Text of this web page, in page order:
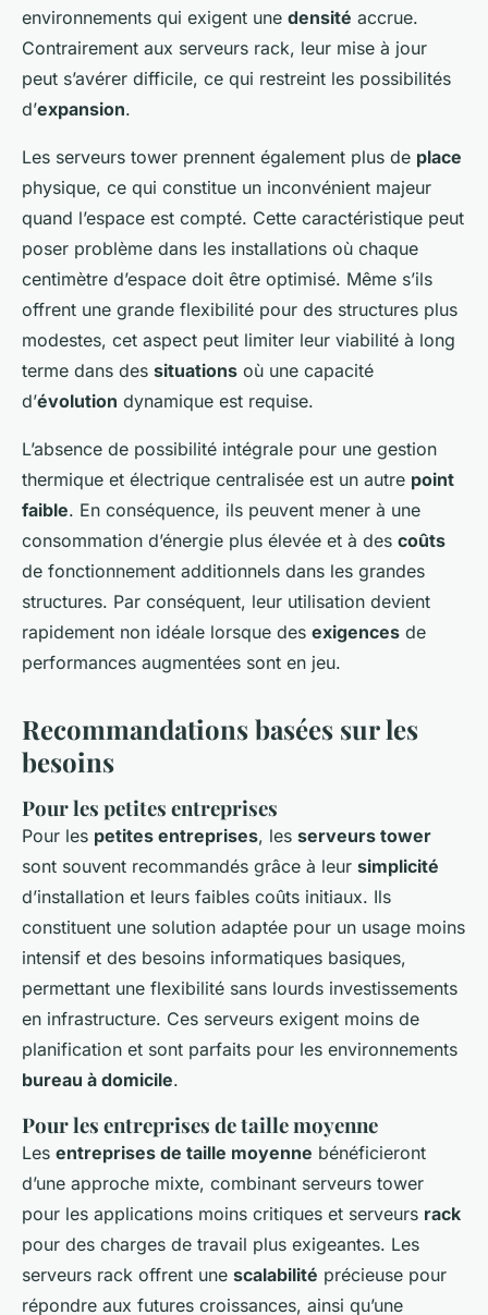
environnements qui exigent une densité accrue.
Contrairement aux serveurs rack, leur mise à jour
peut s’avérer difficile, ce qui restreint les possibilités
d’expansion.
Les serveurs tower prennent également plus de place
physique, ce qui constitue un inconvénient majeur
quand l’espace est compté. Cette caractéristique peut
poser problème dans les installations où chaque
centimètre d’espace doit être optimisé. Même s’ils
offrent une grande flexibilité pour des structures plus
modestes, cet aspect peut limiter leur viabilité à long
terme dans des situations où une capacité
d’évolution dynamique est requise.
L’absence de possibilité intégrale pour une gestion
thermique et électrique centralisée est un autre point
faible. En conséquence, ils peuvent mener à une
consommation d’énergie plus élevée et à des coûts
de fonctionnement additionnels dans les grandes
structures. Par conséquent, leur utilisation devient
rapidement non idéale lorsque des exigences de
performances augmentées sont en jeu.
Recommandations basées sur les
besoins
Pour les petites entreprises
Pour les petites entreprises, les serveurs tower
sont souvent recommandés grâce à leur simplicité
d’installation et leurs faibles coûts initiaux. Ils
constituent une solution adaptée pour un usage moins
intensif et des besoins informatiques basiques,
permettant une flexibilité sans lourds investissements
en infrastructure. Ces serveurs exigent moins de
planification et sont parfaits pour les environnements
bureau à domicile.
Pour les entreprises de taille moyenne
Les entreprises de taille moyenne bénéficieront
d’une approche mixte, combinant serveurs tower
pour les applications moins critiques et serveurs rack
pour des charges de travail plus exigeantes. Les
serveurs rack offrent une scalabilité précieuse pour
répondre aux futures croissances, ainsi qu’une